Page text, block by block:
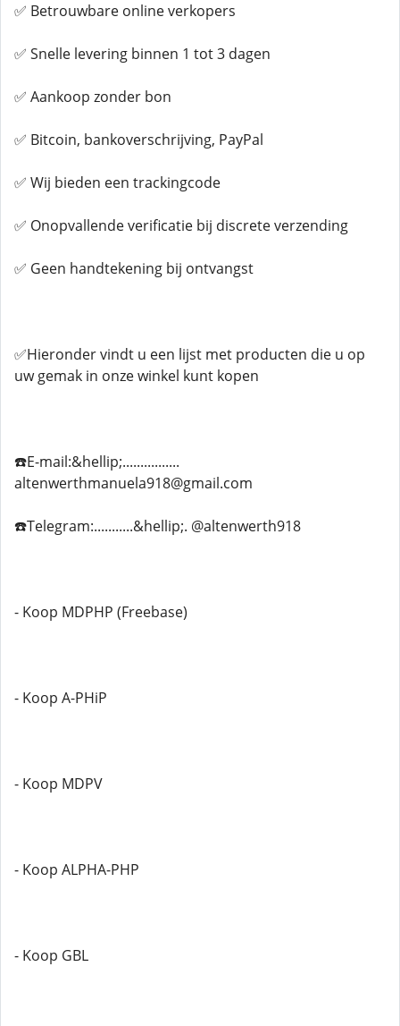
✅ Betrouwbare online verkopers
✅ Snelle levering binnen 1 tot 3 dagen
✅ Aankoop zonder bon
✅ Bitcoin, bankoverschrijving, PayPal
✅ Wij bieden een trackingcode
✅ Onopvallende verificatie bij discrete verzending
✅ Geen handtekening bij ontvangst
✅Hieronder vindt u een lijst met producten die u op
uw gemak in onze winkel kunt kopen
☎️E-mail:&hellip;................
altenwerthmanuela918@gmail.com
☎️Telegram:...........&hellip;. @altenwerth918
- Koop MDPHP (Freebase)
- Koop A-PHiP
- Koop MDPV
- Koop ALPHA-PHP
- Koop GBL